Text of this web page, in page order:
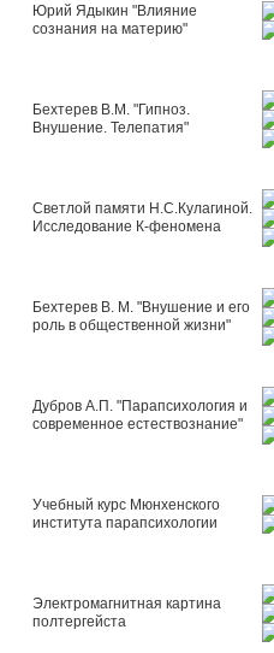
Юрий Ядыкин "Влияние
сознания на материю"
Бехтерев В.М. "Гипноз.
Внушение. Телепатия"
Светлой памяти Н.С.Кулагиной.
Исследование К-феномена
Бехтерев В. М. "Внушение и его
роль в общественной жизни"
Дубров А.П. "Парапсихология и
современное естествознание"
Учебный курс Мюнхенского
института парапсихологии
Электромагнитная картина
полтергейста